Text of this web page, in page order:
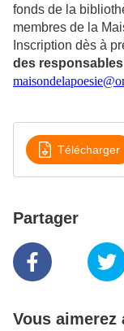
fonds de la
membres de la
Inscription dès à
des responsables
Télécharger
Partager
Vous aimerez